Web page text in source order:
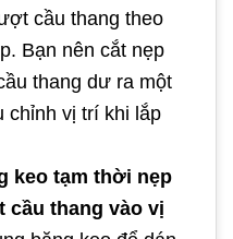
cầu thang theo
Bạn nên cắt nẹp
thang dư ra một
chỉnh vị trí khi lắp
keo tạm thời nẹp
thang vào vị